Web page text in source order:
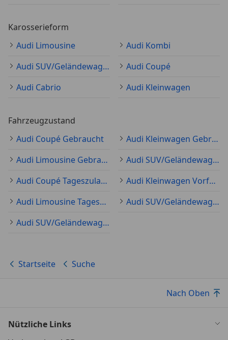
Karosserieform
Audi Limousine
Audi Kombi
Audi SUV/Geländewagen/Pickup
Audi Coupé
Audi Cabrio
Audi Kleinwagen
Fahrzeugzustand
Audi Coupé Gebraucht
Audi Kleinwagen Gebraucht
Audi Limousine Gebraucht
Audi SUV/Geländewagen/Pickup Gebraucht
Audi Coupé Tageszulassung
Audi Kleinwagen Vorführfahrzeug
Audi Limousine Tageszulassung
Audi SUV/Geländewagen/Pickup Tageszulassung
Audi SUV/Geländewagen/Pickup Neu
Startseite Suche
Nach Oben
Nützliche Links